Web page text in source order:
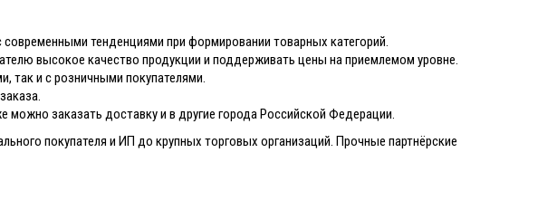
тенденциями при формировании товарных категорий.
высокое качество продукции и поддерживать цены на приемлемом уровне.
так и с розничными покупателями.
заказать доставку и в другие города Российской Федерации.
покупателя и ИП до крупных торговых организаций. Прочные партнёрские